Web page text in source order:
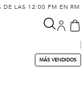
DE LAS 12:00 PM EN RM
MÁS VENDIDOS